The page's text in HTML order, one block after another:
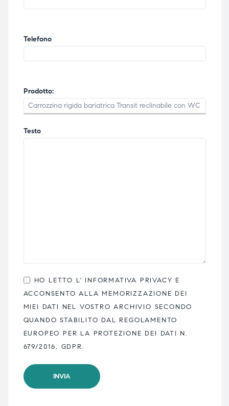
Telefono
Prodotto:
Testo
HO LETTO L' INFORMATIVA PRIVACY E
ACCONSENTO ALLA MEMORIZZAZIONE DEI
MIEI DATI NEL VOSTRO ARCHIVIO SECONDO
QUANDO STABILITO DAL REGOLAMENTO
EUROPEO PER LA PROTEZIONE DEI DATI N.
679/2016, GDPR.